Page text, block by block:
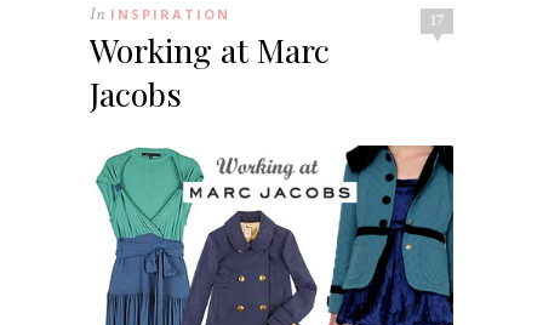
17
In INSPIRATION
Working at Marc
Jacobs